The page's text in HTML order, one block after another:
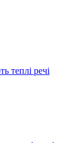
теплі речі